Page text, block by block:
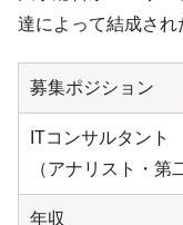
達によって結成され
募集ポジション
ITコンサルタント
（アナリスト・第
年収